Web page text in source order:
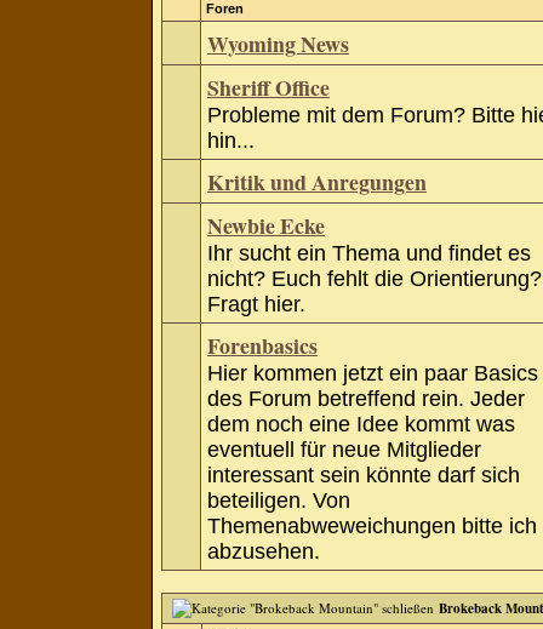
Foren
Wyoming News
Sheriff Office
Probleme mit dem Forum? Bitte
hin...
Kritik und Anregungen
Newbie Ecke
Ihr sucht ein Thema und findet es
nicht? Euch fehlt die Orientierung?
Fragt hier.
Forenbasics
Hier kommen jetzt ein paar Basics
des Forum betreffend rein. Jeder
dem noch eine Idee kommt was
eventuell für neue Mitglieder
interessant sein könnte darf sich
beteiligen. Von
Themenabweweichungen bitte ich
abzusehen.
Brokeback